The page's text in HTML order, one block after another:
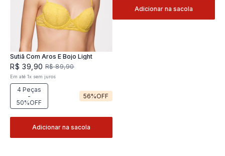
Sutiã Com Aros E Bojo Light
R$ 39 90 R$ 89,90
Em até1x sem juros
4 Peças
-
50%OFF
56%OFF
Adicionar na sacola
Adicionar na sacola